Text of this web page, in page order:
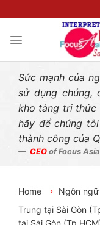
Sức mạnh của
sử dụng chúng,
kho tàng tri thức
hãy để chúng
thành công của
CEO of Focus
Home Ngôn
Trung tại Sài Gòn